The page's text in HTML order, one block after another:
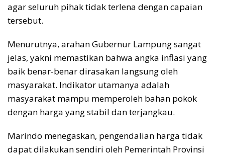
agar seluruh pihak tidak terlena dengan capaian
tersebut.
Menurutnya, arahan Gubernur Lampung sangat
jelas, yakni memastikan bahwa angka inflasi yang
baik benar-benar dirasakan langsung oleh
masyarakat. Indikator utamanya adalah
masyarakat mampu memperoleh bahan pokok
dengan harga yang stabil dan terjangkau.
Marindo menegaskan, pengendalian harga tidak
dapat dilakukan sendiri oleh Pemerintah Provinsi